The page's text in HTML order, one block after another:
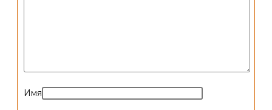
Имя